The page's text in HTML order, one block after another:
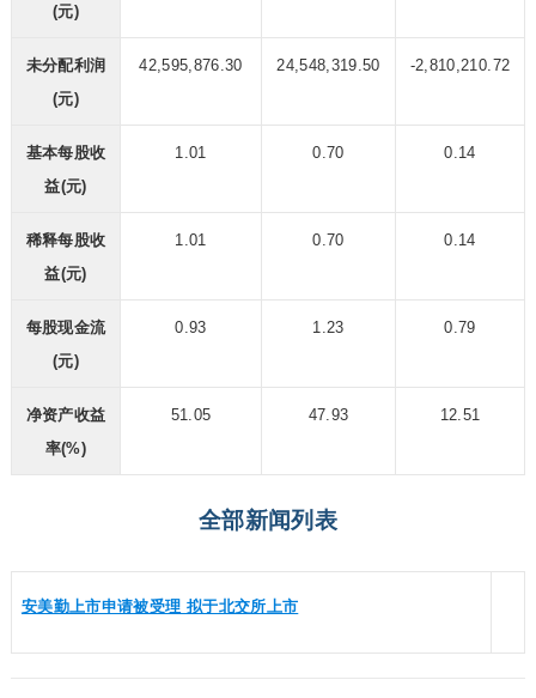
(元)
未分配利润
(元)
42,595,876.30 24,548,319.50 -2,810,210.72
基本每股收
益(元)
1.01 0.70 0.14
稀释每股收
益(元)
1.01 0.70 0.14
每股现金流
(元)
0.93 1.23 0.79
净资产收益
率(%)
51.05 47.93 12.51
全部新闻列表
安美勤上市申请被受理 拟于北交所上市